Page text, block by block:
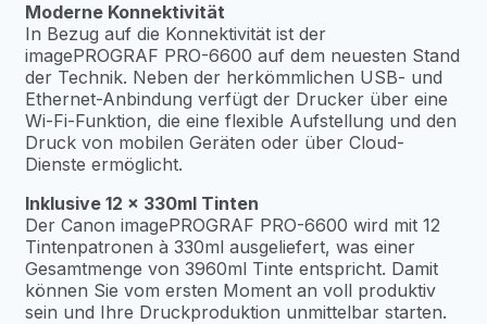
Moderne Konnektivität
In Bezug auf die Konnektivität ist der
imagePROGRAF PRO-6600 auf dem neuesten Stand
der Technik. Neben der herkömmlichen USB- und
Ethernet-Anbindung verfügt der Drucker über eine
Wi-Fi-Funktion, die eine flexible Aufstellung und den
Druck von mobilen Geräten oder über Cloud-
Dienste ermöglicht.
Inklusive 12 x 330ml Tinten
Der Canon imagePROGRAF PRO-6600 wird mit 12
Tintenpatronen à 330ml ausgeliefert, was einer
Gesamtmenge von 3960ml Tinte entspricht. Damit
können Sie vom ersten Moment an voll produktiv
sein und Ihre Druckproduktion unmittelbar starten.